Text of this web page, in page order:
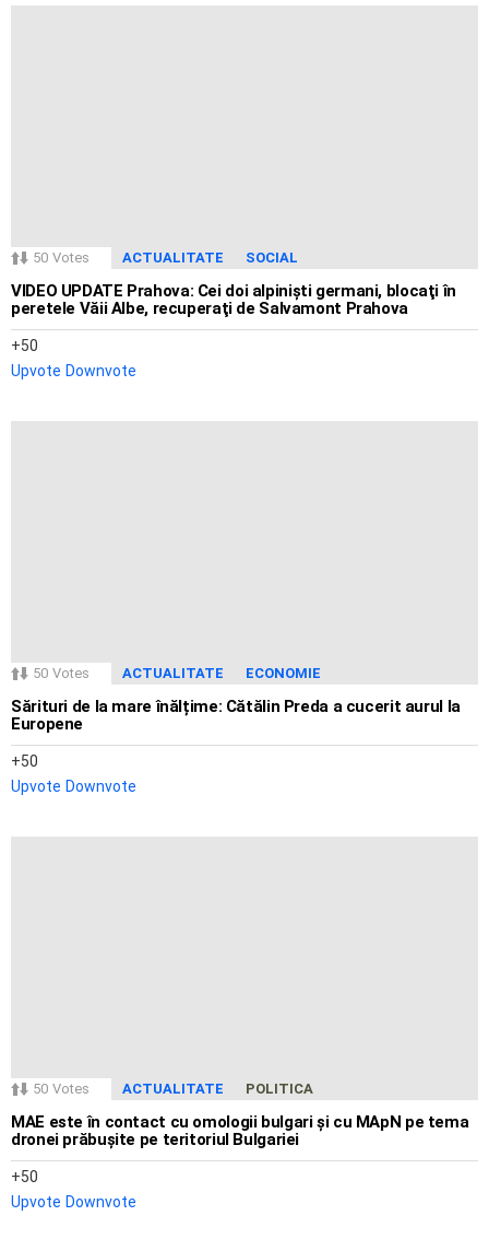
50 Votes ACTUALITATE SOCIAL
VIDEO UPDATE Prahova: Cei doi alpinişti germani, blocaţi în
peretele Văii Albe, recuperaţi de Salvamont Prahova
50
Upvote Downvote
50 Votes ACTUALITATE ECONOMIE
Sărituri de la mare înălțime: Cătălin Preda a cucerit aurul la
Europene
50
Upvote Downvote
50 Votes ACTUALITATE POLITICA
MAE este în contact cu omologii bulgari și cu MApN pe tema
dronei prăbușite pe teritoriul Bulgariei
50
Upvote Downvote